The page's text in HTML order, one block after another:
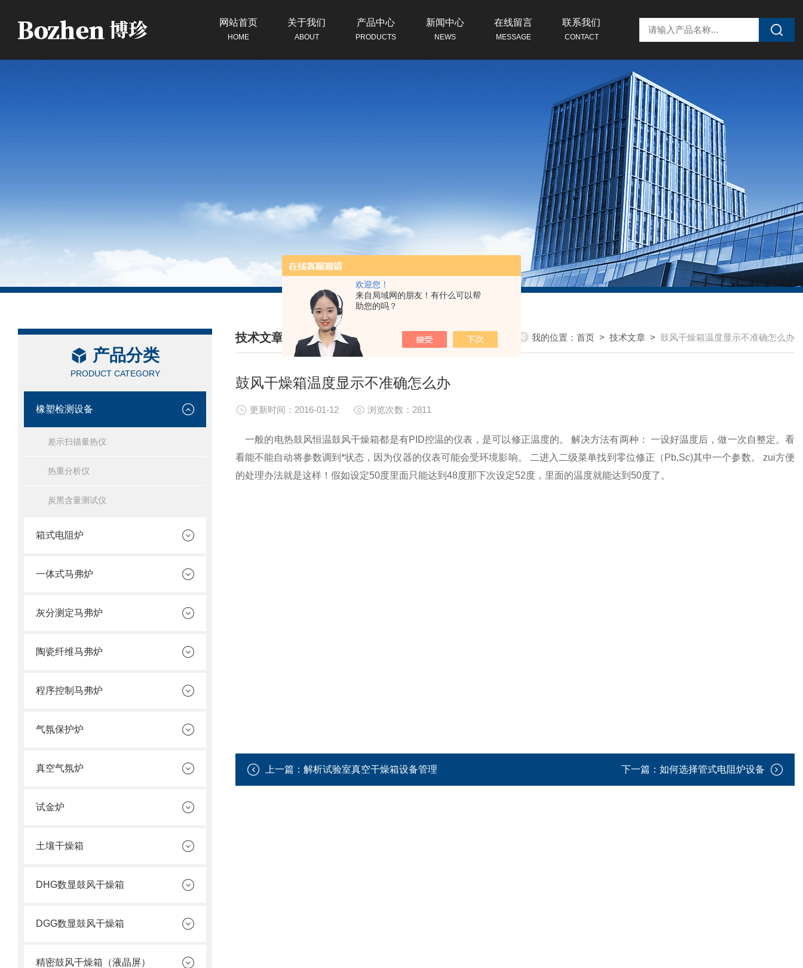
欢迎您！
来自局域网的朋友！有什么可以帮
助您的吗？
网站首页
HOME
关于我们
ABOUT
产品中心
PRODUCTS
新闻中心
NEWS
在线留言
MESSAGE
联系我们
CONTACT
产品分类
PRODUCT CATEGORY
橡塑检测设备
差示扫描量热仪
热重分析仪
炭黑含量测试仪
箱式电阻炉
一体式马弗炉
灰分测定马弗炉
陶瓷纤维马弗炉
程序控制马弗炉
气氛保护炉
真空气氛炉
试金炉
土壤干燥箱
DHG数显鼓风干燥箱
DGG数显鼓风干燥箱
精密鼓风干燥箱（液晶屏）
技术文章
/ TECHNICAL ARTICLES
我的位置： 首页 > 技术文章 > 鼓风干燥箱温度显示不准确怎么办
鼓风干燥箱温度显示不准确怎么办
更新时间：2016-01-12 浏览次数：2811
一般的电热鼓风恒温鼓风干燥箱都是有PID控温的仪表，是可以修正温度的。 解决方法有两种： 一设好温度后，做一次自整定。看
看能不能自动将参数调到*状态，因为仪器的仪表可能会受环境影响。 二进入二级菜单找到零位修正（Pb,Sc)其中一个参数。 zui方便
的处理办法就是这样！假如设定50度里面只能达到48度那下次设定52度，里面的温度就能达到50度了。
上一篇： 解析试验室真空干燥箱设备管理 下一篇： 如何选择管式电阻炉设备